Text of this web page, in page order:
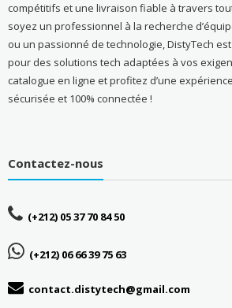
compétitifs et une livraison fiable à travers
soyez un professionnel à la recherche
ou un passionné de technologie, DistyTech
pour des solutions tech adaptées à vos
catalogue en ligne et profitez d’une
sécurisée et 100% connectée !
Contactez-nous
(+212) 05 37 70 84 50
(+212) 06 66 39 75 63
contact.distytech@gmail.com